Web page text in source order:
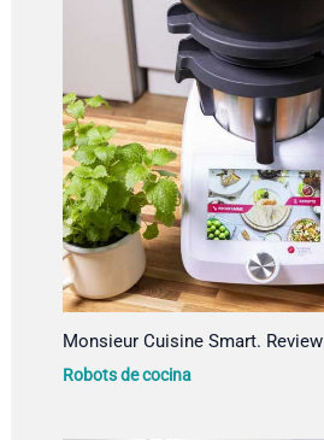
Monsieur Cuisine Smart. Review
Robots de cocina